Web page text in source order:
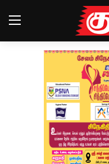
Magazines